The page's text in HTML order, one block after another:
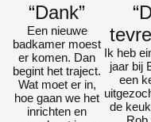
“Dank”
Een nieuwe
badkamer moest
er komen. Dan
begint het traject.
Wat moet er in,
hoe gaan we het
inrichten en
Ik heb
jaar bij
een
de